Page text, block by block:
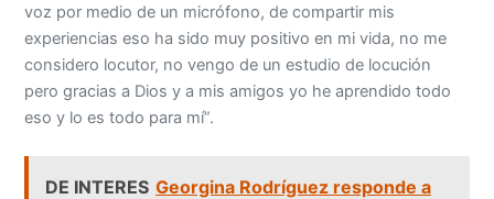
voz por medio de un micrófono, de compartir mis
experiencias eso ha sido muy positivo en mi vida, no me
considero locutor, no vengo de un estudio de locución
pero gracias a Dios y a mis amigos yo he aprendido todo
eso y lo es todo para mí”.
DE INTERES Georgina Rodríguez responde a